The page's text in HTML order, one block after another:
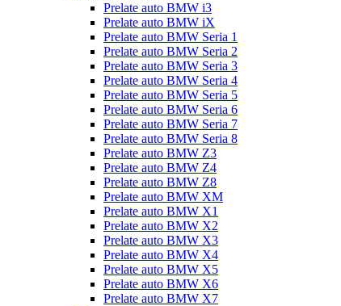
Prelate auto BMW i3
Prelate auto BMW iX
Prelate auto BMW Seria 1
Prelate auto BMW Seria 2
Prelate auto BMW Seria 3
Prelate auto BMW Seria 4
Prelate auto BMW Seria 5
Prelate auto BMW Seria 6
Prelate auto BMW Seria 7
Prelate auto BMW Seria 8
Prelate auto BMW Z3
Prelate auto BMW Z4
Prelate auto BMW Z8
Prelate auto BMW XM
Prelate auto BMW X1
Prelate auto BMW X2
Prelate auto BMW X3
Prelate auto BMW X4
Prelate auto BMW X5
Prelate auto BMW X6
Prelate auto BMW X7